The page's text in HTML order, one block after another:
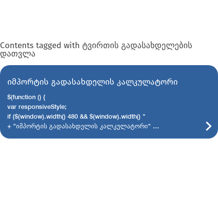
Contents tagged with ტვირთის გადასახდელების
დათვლა
იმპორტის გადასახდელის კალკულატორი
$(function () {
var responsiveStyle;
if ($(window).width() 480 && $(window).width() "
+ "იმპორტის გადასახდელის კალკულატორი" …